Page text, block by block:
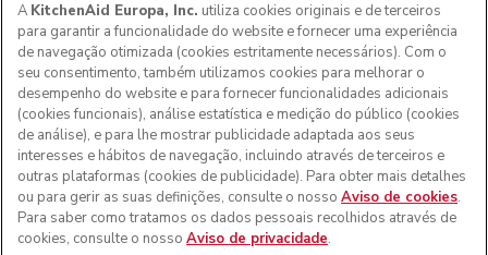
A KitchenAid Europa, Inc. utiliza cookies originais e de terceiros
para garantir a funcionalidade do website e fornecer uma experiência
de navegação otimizada (cookies estritamente necessários). Com o
seu consentimento, também utilizamos cookies para melhorar o
desempenho do website e para fornecer funcionalidades adicionais
(cookies funcionais), análise estatística e medição do público (cookies
de análise), e para lhe mostrar publicidade adaptada aos seus
interesses e hábitos de navegação, incluindo através de terceiros e
outras plataformas (cookies de publicidade). Para obter mais detalhes
ou para gerir as suas definições, consulte o nosso Aviso de cookies.
Para saber como tratamos os dados pessoais recolhidos através de
cookies, consulte o nosso Aviso de privacidade.